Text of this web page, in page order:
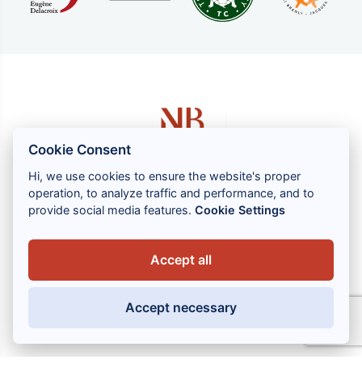
1 rue Louis GASSIN - 06300 NICE
Vores tjenester
Nyttige links
Cookie Consent
Hi, we use cookies to ensure the website's proper
operation, to analyze traffic and performance, and to
provide social media features.Cookie Settings
Accept all
Accept necessary